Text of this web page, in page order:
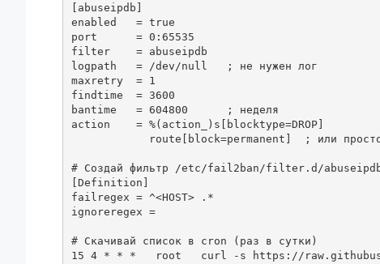
[abuseipdb]
enabled   = true
port      = 0:65535
filter    = abuseipdb
logpath   = /dev/null   ; не нужен лог
maxretry  = 1
findtime  = 3600
bantime   = 604800      ; неделя
action    = %(action_)s[blocktype=DROP]
# Создай фильтр /etc/fail2ban/filter.d/
[Definition]
failregex = ^<HOST> .*
ignoreregex =
# Скачивай список в cron (раз в сутки)
15 4 * * *   root   curl -s https://